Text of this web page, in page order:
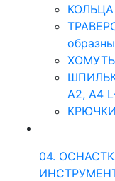
A2, А4
04.